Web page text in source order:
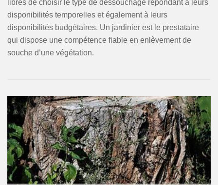
libres de choisir le type de dessouchage répondant à leurs
disponibilités temporelles et également à leurs
disponibilités budgétaires. Un jardinier est le prestataire
qui dispose une compétence fiable en enlèvement de
souche d’une végétation.